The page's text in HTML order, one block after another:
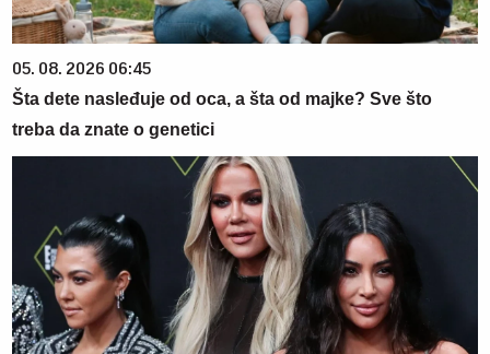
05. 08. 2026 06:45
Šta dete nasleđuje od oca, a šta od majke? Sve što
treba da znate o genetici